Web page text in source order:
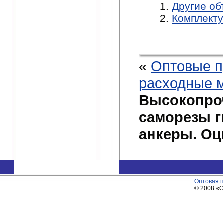
Другие
« Оптовые
расходные
саморезы
анкеры.
Оптовая
© 2008